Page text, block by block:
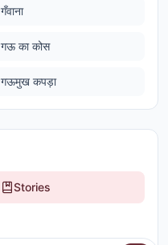
गँवाना
गऊ का कोस
गऊमुख कपड़ा
Stories